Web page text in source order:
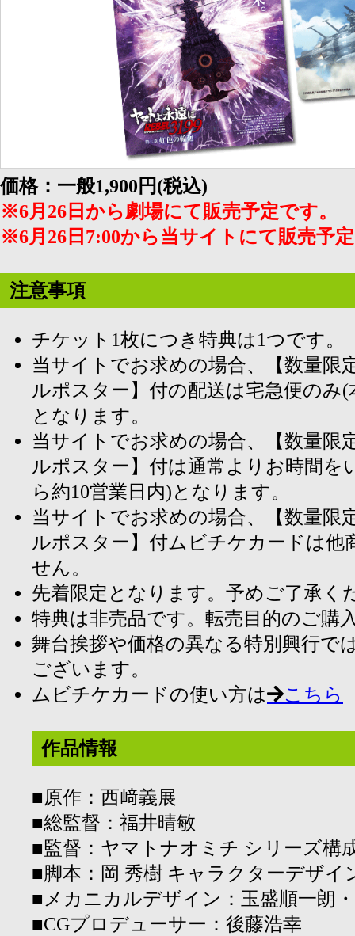
価格：一般1,900円(税込)
※6月26日から劇場にて販売予定です。
※6月26日7:00から当サイトにて販売予
注意事項
チケット1枚につき特典は1つです。
当サイトでお求めの場合、【数量限
ルポスター】付の配送は宅急便のみ(
となります。
当サイトでお求めの場合、【数量限
ルポスター】付は通常よりお時間を
ら約10営業日内)となります。
当サイトでお求めの場合、【数量限
ルポスター】付ムビチケカードは他
せん。
先着限定となります。予めご了承く
特典は非売品です。転売目的のご購
舞台挨拶や価格の異なる特別興行で
ございます。
ムビチケカードの使い方は
こちら
作品情報
■原作：西﨑義展
■総監督：福井晴敏
■監督：ヤマトナオミチ シリーズ構
■脚本：岡 秀樹 キャラクターデザイ
■メカニカルデザイン：玉盛順一朗
■CGプロデューサー：後藤浩幸